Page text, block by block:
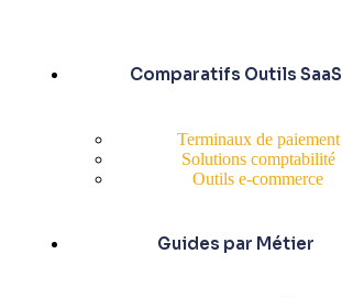
Comparatifs Outils SaaS
Terminaux de paiement
Solutions comptabilité
Outils e-commerce
Guides par Métier